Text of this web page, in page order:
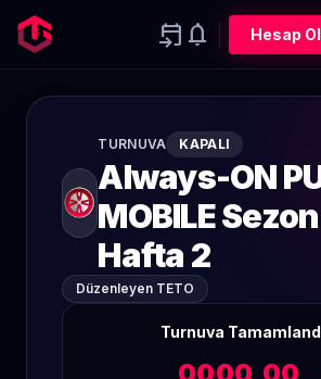
event_upcoming notifications Hesap
TURNUVA KAPALI
Always-ON
MOBILE
Hafta 2
Düzenleyen TETO
Turnuva